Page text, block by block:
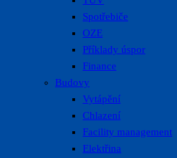
Spotřebiče
OZE
Příklady úspor
Finance
Budovy
Vytápění
Chlazení
Facility management
Elektřina